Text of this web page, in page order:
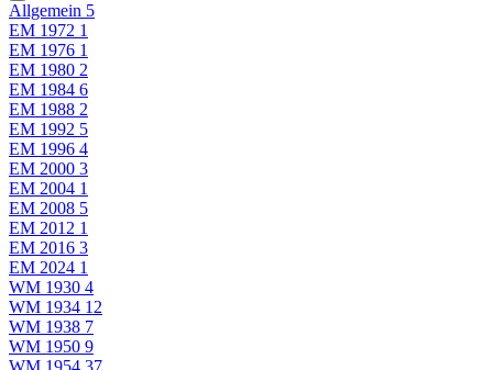
Allgemein 5
EM 1972 1
EM 1976 1
EM 1980 2
EM 1984 6
EM 1988 2
EM 1992 5
EM 1996 4
EM 2000 3
EM 2004 1
EM 2008 5
EM 2012 1
EM 2016 3
EM 2024 1
WM 1930 4
WM 1934 12
WM 1938 7
WM 1950 9